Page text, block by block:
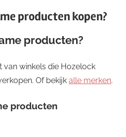
producten kopen?
producten?
van winkels die Hozelock
Of bekijk alle merken.
producten